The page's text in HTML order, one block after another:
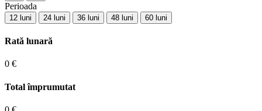
Perioada
12 luni 24 luni 36 luni 48 luni 60 luni
Rată lunară
0 €
Total împrumutat